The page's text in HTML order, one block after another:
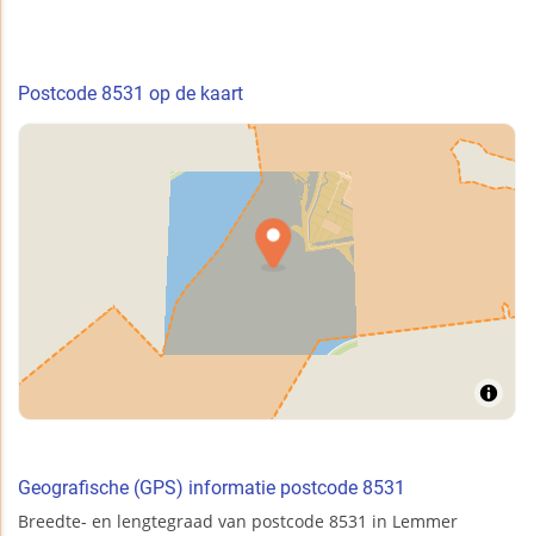
Postcode 8531 op de kaart
Geografische (GPS) informatie postcode 8531
Breedte- en lengtegraad van postcode 8531 in Lemmer